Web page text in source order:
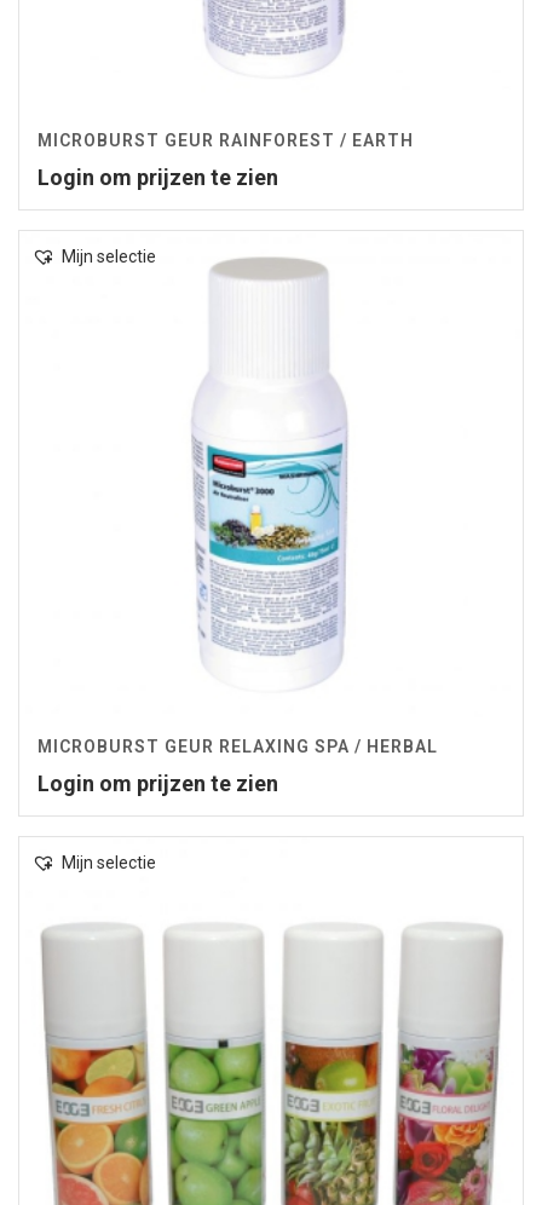
MICROBURST GEUR RAINFOREST / EARTH
Login om prijzen te zien
Mijn selectie
MICROBURST GEUR RELAXING SPA / HERBAL
Login om prijzen te zien
Mijn selectie